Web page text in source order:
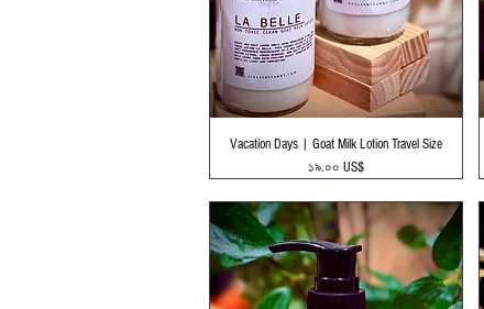
Quick View
Vacation Days | Goat Milk Lotion Travel Size
Price
১৯.০০ US$